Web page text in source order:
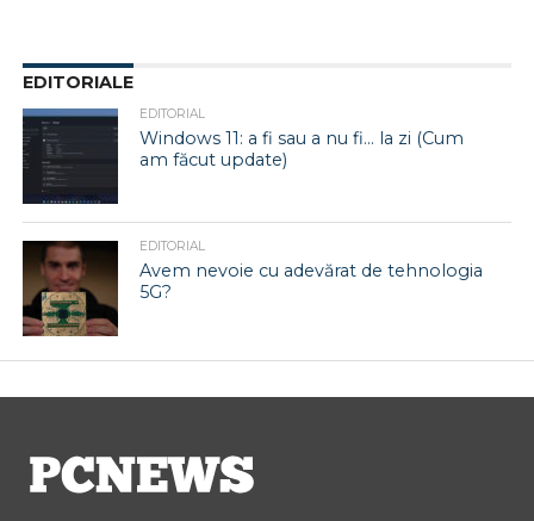
EDITORIALE
EDITORIAL
Windows 11: a fi sau a nu fi… la zi (Cum
am făcut update)
EDITORIAL
Avem nevoie cu adevărat de tehnologia
5G?